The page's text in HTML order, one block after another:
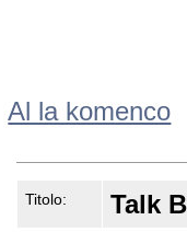
Al la komenco
Titolo: Talk